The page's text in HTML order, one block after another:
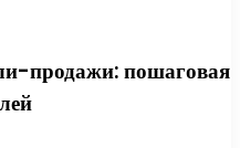
продажи: пошаговая